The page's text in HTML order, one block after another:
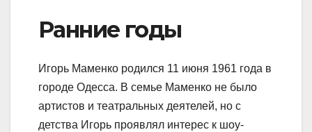
Ранние годы
Игорь Маменко родился 11 июня 1961 года в
городе Одесса. В семье Маменко не было
артистов и театральных деятелей, но с
детства Игорь проявлял интерес к шоу-